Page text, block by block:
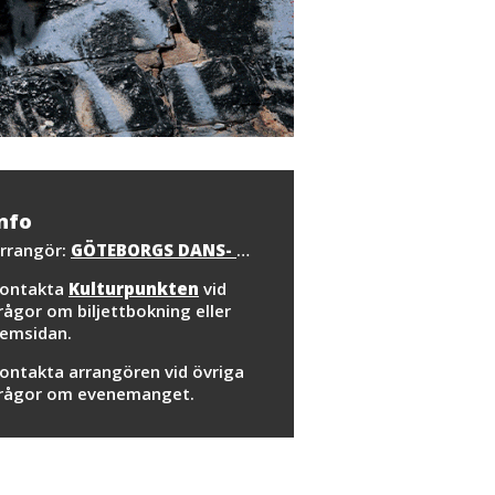
GÖTEBORGS DANS- OCH TEATERFESTIVAL
Kulturpunkten vid
om biljettbokning eller
arrangören vid övriga
om evenemanget.